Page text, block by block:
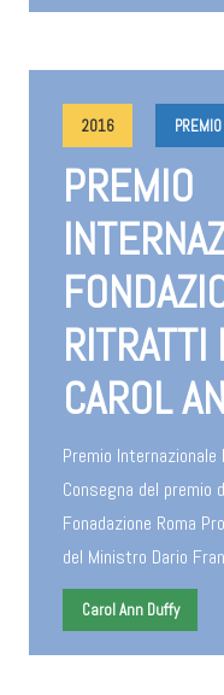
2016
PREMIO
CAROL
Premio
Consegna del premio
Fonadazione Roma
del Ministro Dario
Carol Ann Duffy